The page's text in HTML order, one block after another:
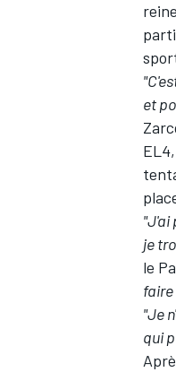
et
EL4
"J'ai
je
le
faire
"Je
qui